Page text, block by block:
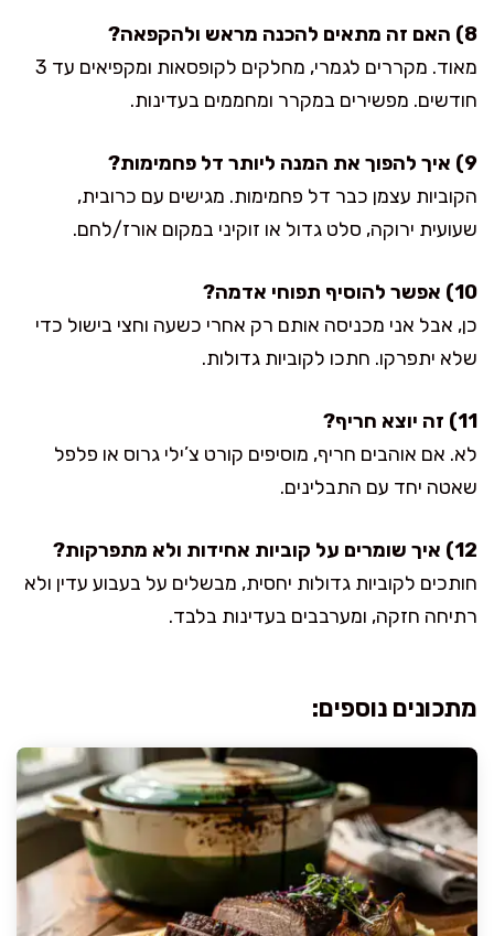
8) האם זה מתאים להכנה מראש ולהקפאה?
מאוד. מקררים לגמרי, מחלקים לקופסאות ומקפיאים עד 3
חודשים. מפשירים במקרר ומחממים בעדינות.
9) איך להפוך את המנה ליותר דל פחמימות?
הקוביות עצמן כבר דל פחמימות. מגישים עם כרובית,
שעועית ירוקה, סלט גדול או זוקיני במקום אורז/לחם.
10) אפשר להוסיף תפוחי אדמה?
כן, אבל אני מכניסה אותם רק אחרי כשעה וחצי בישול כדי
שלא יתפרקו. חתכו לקוביות גדולות.
11) זה יוצא חריף?
לא. אם אוהבים חריף, מוסיפים קורט צ’ילי גרוס או פלפל
שאטה יחד עם התבלינים.
12) איך שומרים על קוביות אחידות ולא מתפרקות?
חותכים לקוביות גדולות יחסית, מבשלים על בעבוע עדין ולא
רתיחה חזקה, ומערבבים בעדינות בלבד.
מתכונים נוספים: